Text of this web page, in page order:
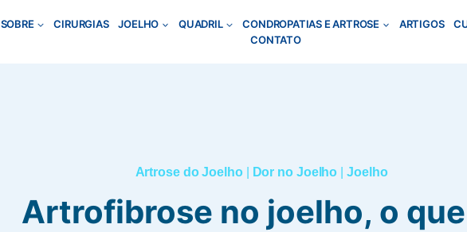
SOBRE CIRURGIAS JOELHO QUADRIL CONDROPATIAS E ARTROSE ARTIGOS
CONTATO
Artrose do Joelho| Dor no Joelho Joelho
Artrofibrose no joelho, o